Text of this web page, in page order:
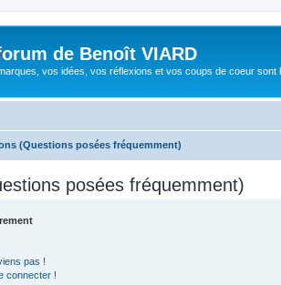
de Benoît VIARD
vos idées, vos réflexions et vos coups de coeur sont
(Questions posées fréquemment)
posées fréquemment)
pas !
connecter !